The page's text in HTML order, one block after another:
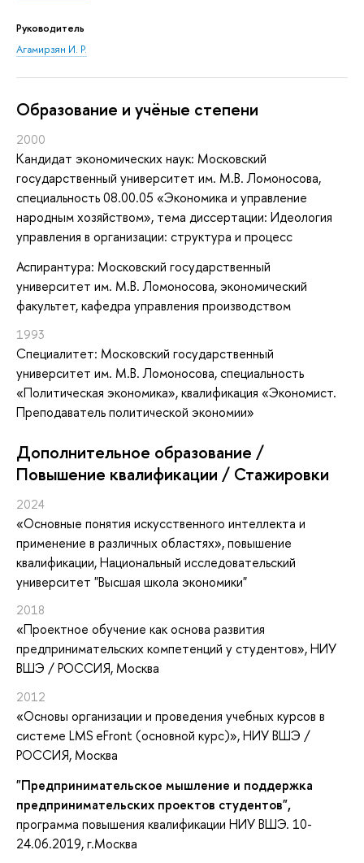
Руководитель
Агамирзян И. Р.
Oбразование и учёные степени
2000
Кандидат экономических наук: Московский
государственный университет им. М.В. Ломоносова,
специальность 08.00.05 «Экономика и управление
народным хозяйством», тема диссертации: Идеология
управления в организации: структура и процесс
Аспирантура: Московский государственный
университет им. М.В. Ломоносова, экономический
факультет, кафедра управления производством
1993
Специалитет: Московский государственный
университет им. М.В. Ломоносова, специальность
«Политическая экономика», квалификация «Экономист.
Преподаватель политической экономии»
Дополнительное образование /
Повышение квалификации / Стажировки
2024
«Основные понятия искусственного интеллекта и
применение в различных областях», повышение
квалификации, Национальный исследовательский
университет "Высшая школа экономики"
2018
«Проектное обучение как основа развития
предпринимательских компетенций у студентов», НИУ
ВШЭ / РОССИЯ, Москва
2012
«Основы организации и проведения учебных курсов в
системе LMS eFront (основной курс)», НИУ ВШЭ /
РОССИЯ, Москва
"Предпринимательское мышление и поддержка
предпринимательских проектов студентов",
программа повышения квалификации НИУ ВШЭ. 10-
24.06.2019, г.Москва